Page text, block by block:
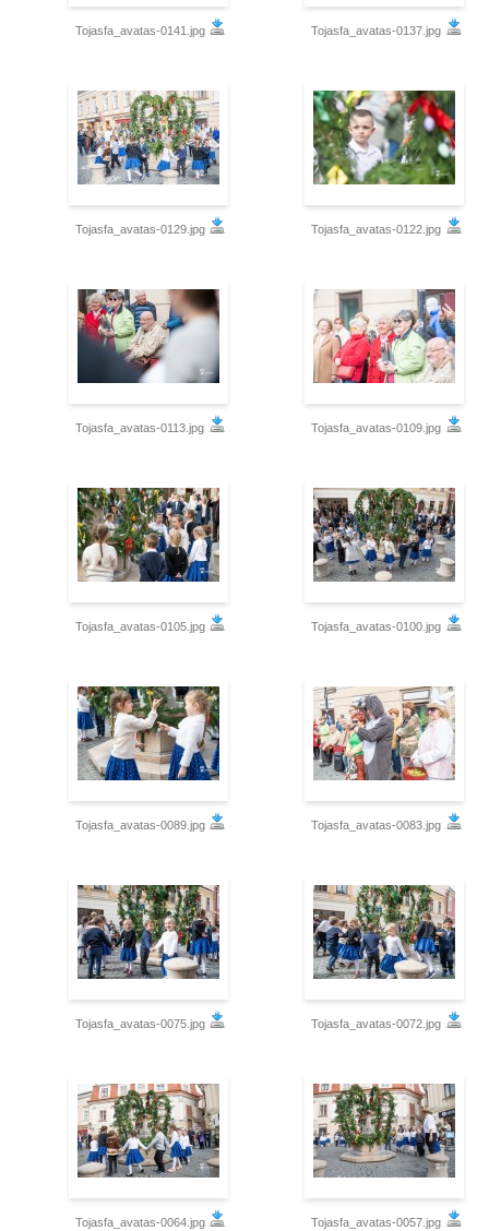
Tojasfa_avatas-0141.jpg Tojasfa_avatas-0137.jpg
Tojasfa_avatas-0129.jpg Tojasfa_avatas-0122.jpg
Tojasfa_avatas-0113.jpg Tojasfa_avatas-0109.jpg
Tojasfa_avatas-0105.jpg Tojasfa_avatas-0100.jpg
Tojasfa_avatas-0089.jpg Tojasfa_avatas-0083.jpg
Tojasfa_avatas-0075.jpg Tojasfa_avatas-0072.jpg
Tojasfa_avatas-0064.jpg Tojasfa_avatas-0057.jpg